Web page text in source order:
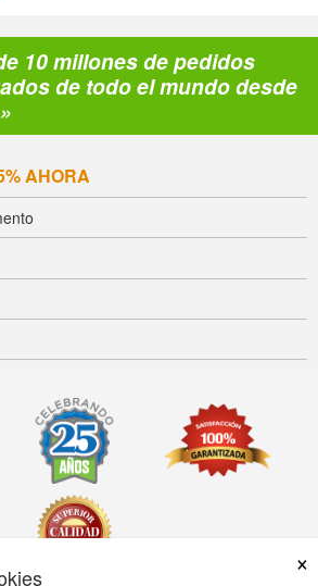
×
10 millones de pedidos
de todo el mundo desde
AHORA